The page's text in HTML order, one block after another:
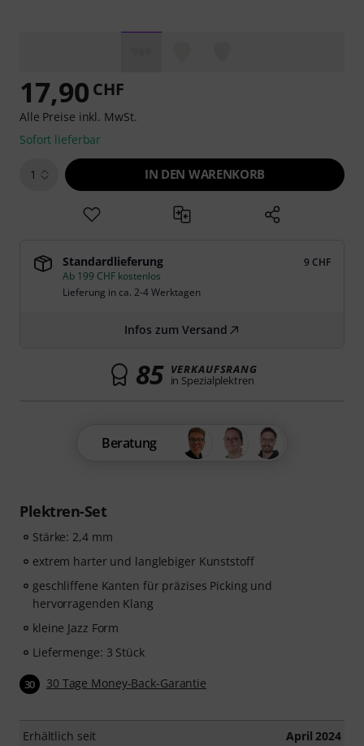
Plektren-Set
Stärke: 2,4 mm
extrem harter und langlebiger Kunststoff
geschliffene Kanten für präzises Picking und
hervorragenden Klang
kleine Jazz Form
Liefermenge: 3 Stück
30 30 Tage Money-Back-Garantie
Erhältlich seit April 2024
17,90 CHF
Alle Preise inkl. MwSt.
Sofort lieferbar
1 IN DEN WARENKORB
Standardlieferung
9 CHF
Ab 199 CHF kostenlos
Lieferung in ca. 2-4 Werktagen
Infos zum Versand
85 VERKAUFSRANG
in Spezialplektren
Beratung